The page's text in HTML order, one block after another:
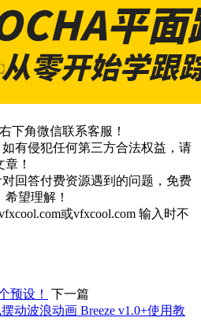
下角微信联系客服！
有侵犯任何第三方合法权益，请
！
回答付费资源遇到的问题，免费
望理解！
或vfxcool.com 输入时不
预设！
下一篇
动波浪动画 Breeze v1.0+使用教